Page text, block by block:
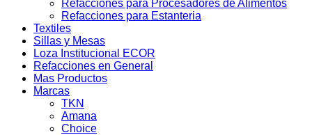
Refacciones para Procesadores de Alimentos
Refacciones para Estanteria
Textiles
Sillas y Mesas
Loza Institucional ECOR
Refacciones en General
Mas Productos
Marcas
TKN
Amana
Choice